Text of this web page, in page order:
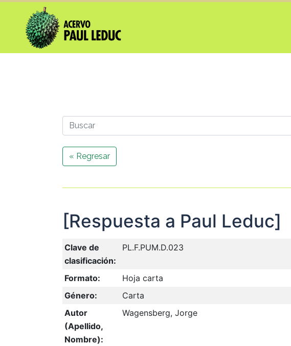
« Regresar
[Respuesta a Paul Leduc]
Clave de
clasificación:
PL.F.PUM.D.023
Formato:
Hoja carta
Género:
Carta
Autor
(Apellido,
Nombre):
Wagensberg, Jorge